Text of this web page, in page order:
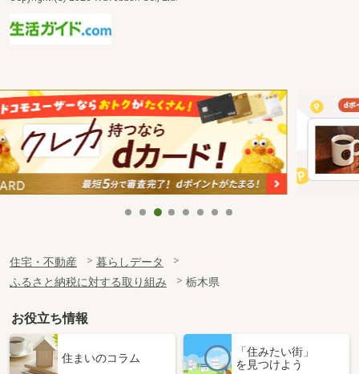
住宅・不動産
暮らしデータ
ふるさと納税に対する取り組み
栃木県
お役立ち情報
住まいのコラム
「住みたい街」
を見つけよう